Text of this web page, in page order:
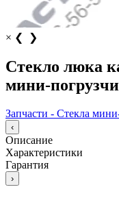
× ❮ ❯
Стекло люка
мини-
Запчасти - Стекла
‹
Описание
Характеристики
Гарантия
›